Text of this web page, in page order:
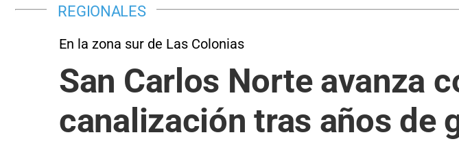
REGIONALES
En la zona sur de Las Colonias
San Carlos Norte avanza
canalización tras años de